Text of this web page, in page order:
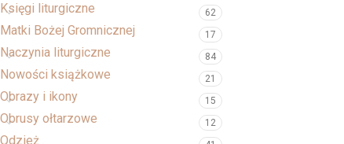
Księgi liturgiczne 62
Matki Bożej Gromnicznej 17
Naczynia liturgiczne 84
Nowości książkowe 21
Obrazy i ikony 15
Obrusy ołtarzowe 12
Odzież